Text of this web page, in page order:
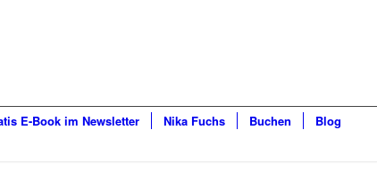
E-Book im Newsletter Nika Fuchs Buchen Blog